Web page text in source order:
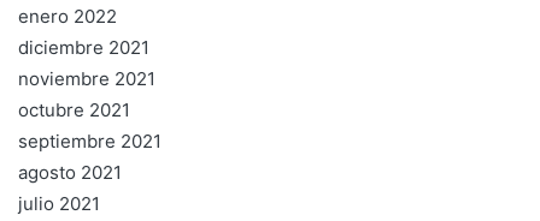
enero 2022
diciembre 2021
noviembre 2021
octubre 2021
septiembre 2021
agosto 2021
julio 2021